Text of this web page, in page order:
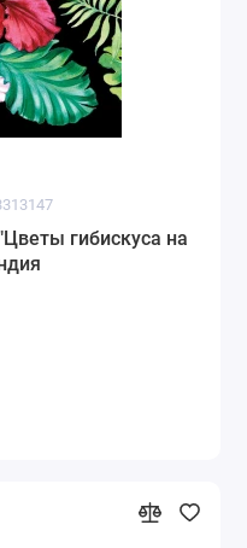
гибискуса на